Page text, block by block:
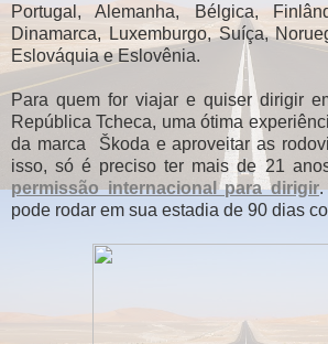
Portugal, Alemanha, Bélgica,
Dinamarca, Luxemburgo, Suíça,
Eslováquia e Eslovênia.
Para quem for viajar e quiser dirigir
República Tcheca, uma ótima
da marca Škoda e aproveitar as
isso, só é preciso ter mais de 21
permissão internacional para dirigir.
pode rodar em sua estadia de 90 dias